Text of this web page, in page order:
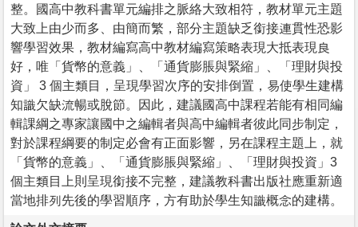
整。國高中教科書單元編排之脈絡大致相符，教材單元主題
大致上由少而多、由簡而繁，部分主題缺乏銜接連貫性恐影
響學習效果，教材編寫高中教材編寫策略表現大抵表現良
好，唯「貨幣的意義」、「通貨膨脹與緊縮」、「理財與投
資」 3 個主類目，呈現學習次序的安排倒置，易使學生建構
知識欠缺流暢或脫節。因此，建議國高中課程若能有相同編
輯課綱之專家讓國中之編輯者與高中編輯者彼此同步制定，
對於課程綱要的制定必會有正面影響，另在課程主題上，就
「貨幣的意義」、「通貨膨脹與緊縮」、「理財與投資」3
個主類目上則呈現銜接不完整，建議教科書出版社應重新適
當地排列先後的學習順序，方有助於學生知識概念的建構。